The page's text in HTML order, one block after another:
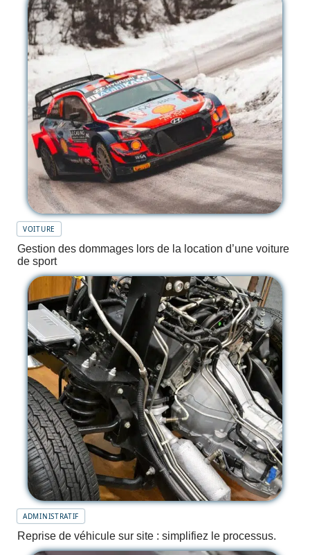
VOITURE
Gestion des dommages lors de la location d’une voiture
de sport
ADMINISTRATIF
Reprise de véhicule sur site : simplifiez le processus.